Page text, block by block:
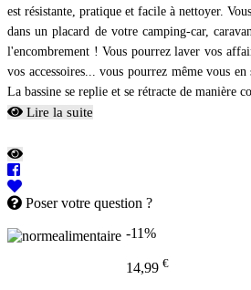
est résistante, pratique et facile à nettoyer.
dans un placard de votre camping-car,
l'encombrement ! Vous pourrez laver vos
vos accessoires... vous pourrez même vous
La bassine se replie et se rétracte de manière
Lire la suite
Poser votre question ?
-11%
14,99 €